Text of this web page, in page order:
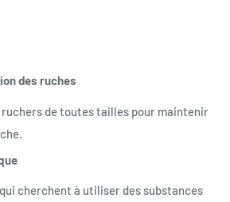
des ruches
de toutes tailles pour maintenir
cherchent à utiliser des substances